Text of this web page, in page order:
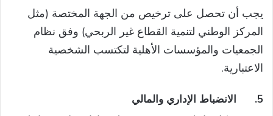
يجب أن تحصل على ترخيص من الجهة المختصة (مثل
المركز الوطني لتنمية القطاع غير الربحي) وفق نظام
الجمعيات والمؤسسات الأهلية لتكتسب الشخصية
الاعتبارية.
5. الانضباط الإداري والمالي